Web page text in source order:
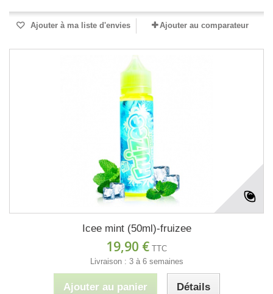
Ajouter à ma liste d'envies Ajouter au comparateur
Icee mint (50ml)-fruizee
19,90 € TTC
Livraison : 3 à 6 semaines
Ajouter au panier Détails